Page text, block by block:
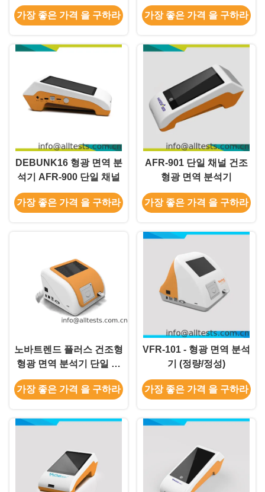
700
가장 좋은 가격 을 구하라
단일 채널
가장 좋은 가격 을 구하라
DEBUNK16 형광 면역 분
석기 AFR-900 단일 채널
가장 좋은 가격 을 구하라
AFR-901 단일 채널 건조
형광 면역 분석기
가장 좋은 가격 을 구하라
노바트렌드 플러스 건조형
형광 면역 분석기 단일 채
널 AFR-600
가장 좋은 가격 을 구하라
VFR-101 - 형광 면역 분석
기 (정량/정성)
가장 좋은 가격 을 구하라